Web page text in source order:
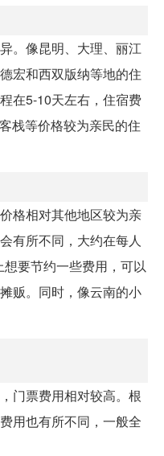
。像昆明、大理、丽江
宏和西双版纳等地的住
在5-10天左右，住宿费
栈等价格较为亲民的住
格相对其他地区较为亲
有所不同，大约在每人
要节约一些费用，可以
贩。同时，像云南的小
门票费用相对较高。根
用也有所不同，一般全